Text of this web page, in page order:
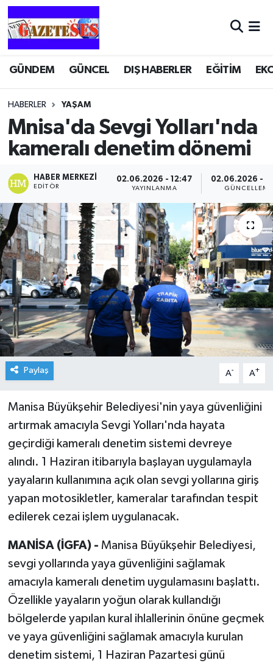
GÜNDEM GÜNCEL DIŞ HABERLER EĞİTİM
HABERLER YAŞAM
Mnisa'da Sevgi Yolları'nda
kameralı denetim dönemi
HABER MERKEZI
EDITÖR
02.06.2026 - 12:47
YAYINLANMA
02.06.2026 -
GÜNCELLEME
Paylaş A- A+
Manisa Büyükşehir Belediyesi'nin yaya güvenliğini
artırmak amacıyla Sevgi Yolları'nda hayata
geçirdiği kameralı denetim sistemi devreye
alındı. 1 Haziran itibarıyla başlayan uygulamayla
yayaların kullanımına açık olan sevgi yollarına giriş
yapan motosikletler, kameralar tarafından tespit
edilerek cezai işlem uygulanacak.
MANİSA (İGFA) - Manisa Büyükşehir Belediyesi,
sevgi yollarında yaya güvenliğini sağlamak
amacıyla kameralı denetim uygulamasını başlattı.
Özellikle yayaların yoğun olarak kullandığı
bölgelerde yapılan kural ihlallerinin önüne geçmek
ve yaya güvenliğini sağlamak amacıyla kurulan
denetim sistemi, 1 Haziran Pazartesi günü